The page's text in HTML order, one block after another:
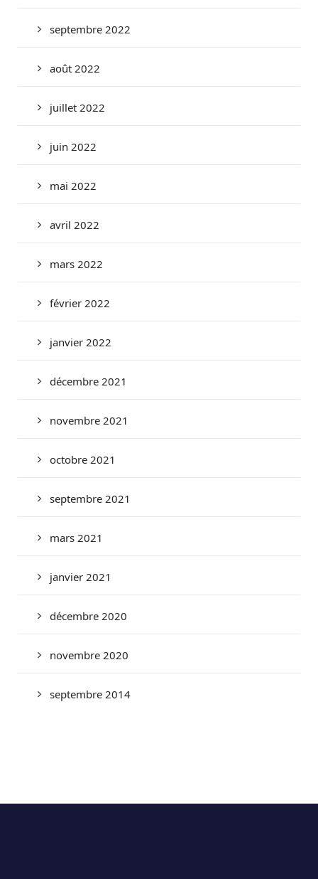
septembre 2022
août 2022
juillet 2022
juin 2022
mai 2022
avril 2022
mars 2022
février 2022
janvier 2022
décembre 2021
novembre 2021
octobre 2021
septembre 2021
mars 2021
janvier 2021
décembre 2020
novembre 2020
septembre 2014